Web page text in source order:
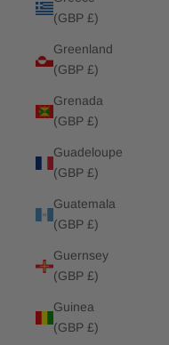
(GBP £)
Greenland
(GBP £)
Grenada
(GBP £)
Guadeloupe
(GBP £)
Guatemala
(GBP £)
Guernsey
(GBP £)
Guinea
(GBP £)